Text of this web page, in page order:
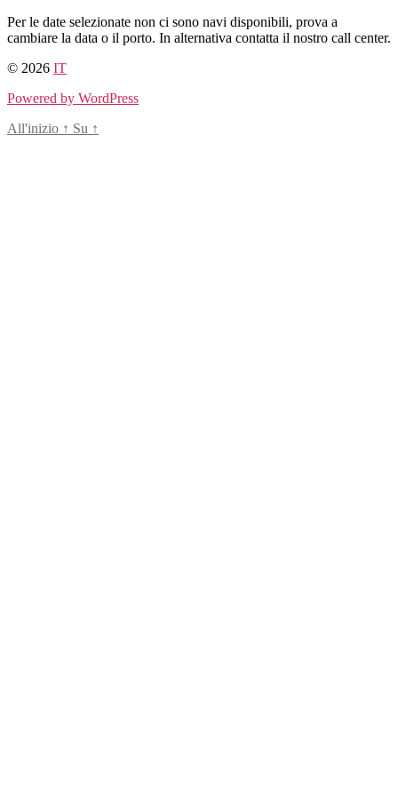
Salta
al
Per le date selezionate non ci sono navi disponibili, prova a
cambiare la data o il porto. In alternativa contatta il nostro call center.
© 2026 IT
Powered by WordPress
All'inizio ↑ Su ↑